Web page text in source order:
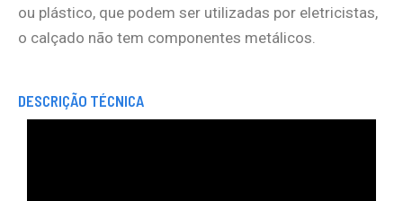
ou plástico, que podem ser utilizadas por eletricistas,
o calçado não tem componentes metálicos.
DESCRIÇÃO TÉCNICA